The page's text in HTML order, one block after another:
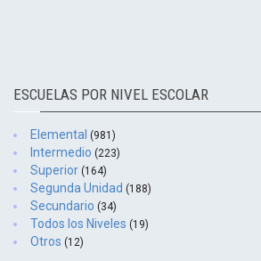
ESCUELAS POR NIVEL ESCOLAR
Elemental (981)
Intermedio (223)
Superior (164)
Segunda Unidad (188)
Secundario (34)
Todos los Niveles (19)
Otros (12)